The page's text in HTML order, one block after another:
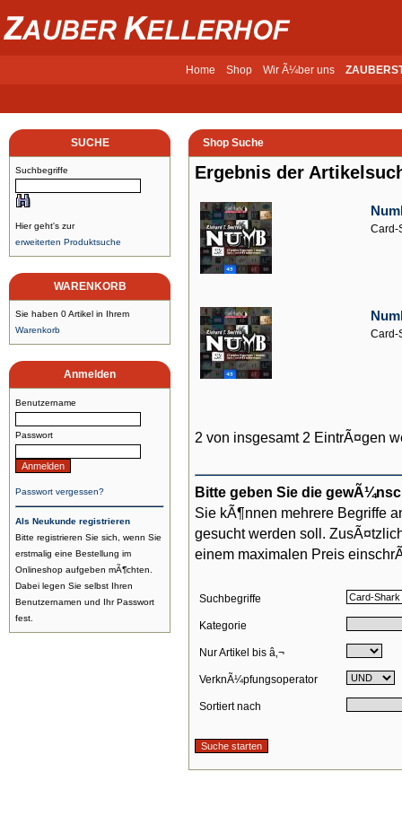
Home Shop Wir Ã¼ber uns
SUCHE
Suchbegriffe
Hier geht's zur
erweiterten Produktsuche
WARENKORB
Sie haben 0 Artikel in Ihrem
Warenkorb
Anmelden
Benutzername
Passwort
Passwort vergessen?
Als Neukunde registrieren
Bitte registrieren Sie sich, wenn Sie
erstmalig eine Bestellung im
Onlineshop aufgeben mÃ¶chten.
Dabei legen Sie selbst Ihren
Benutzernamen und Ihr Passwort
fest.
Shop Suche
Ergebnis der
Card-
Card-
2 von insgesamt 2 EintrÃ¤gen
Bitte geben Sie die
Sie kÃ¶nnen mehrere Begriffe
gesucht werden soll.
einem maximalen Preis
Suchbegriffe
Kategorie
Nur Artikel bis â‚¬
VerknÃ¼pfungsoperator
Sortiert nach